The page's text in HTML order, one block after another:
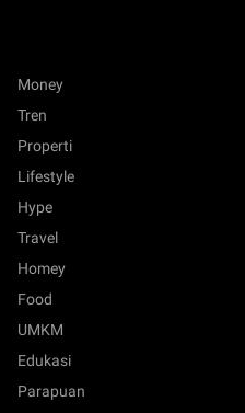
Money
Tren
Properti
Lifestyle
Hype
Travel
Homey
Food
UMKM
Edukasi
Parapuan